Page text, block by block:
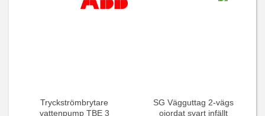
Tryckströmbrytare
vattenpump TBE 3
SG Vägguttag 2-vägs
ojordat svart infällt